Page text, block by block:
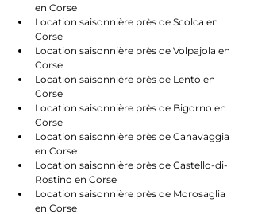
en Corse
Location saisonnière près de Scolca en
Corse
Location saisonnière près de Volpajola en
Corse
Location saisonnière près de Lento en
Corse
Location saisonnière près de Bigorno en
Corse
Location saisonnière près de Canavaggia
en Corse
Location saisonnière près de Castello-di-
Rostino en Corse
Location saisonnière près de Morosaglia
en Corse